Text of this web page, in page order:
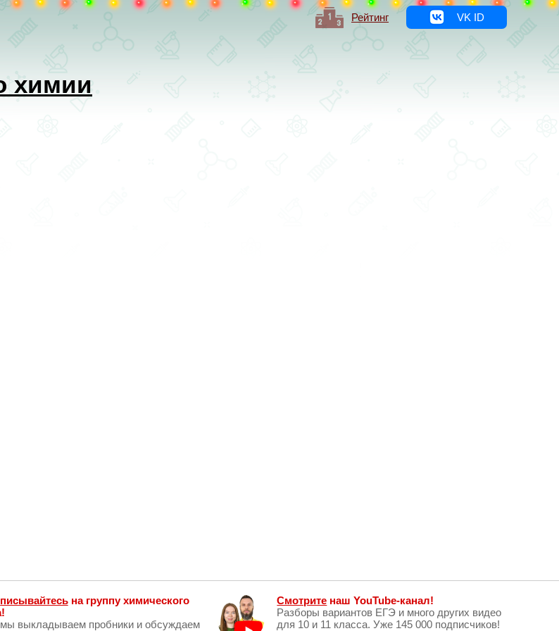
VK ID
Рейтинг
химии
на группу химического
выкладываем пробники и обсуждаем
Смотрите наш YouTube-канал!
Разборы вариантов ЕГЭ и много других видео
для 10 и 11 класса. Уже 145 000 подписчиков!